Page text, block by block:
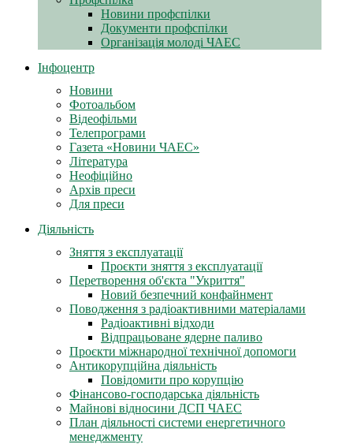
Новини профспілки
Документи профспілки
Організація молоді ЧАЕС
Інфоцентр
Новини
Фотоальбом
Відеофільми
Телепрограми
Газета «Новини ЧАЕС»
Література
Неофіційно
Архів преси
Для преси
Діяльність
Зняття з експлуатації
Проєкти зняття з експлуатації
Перетворення об'єкта "Укриття"
Новий безпечний конфайнмент
Поводження з радіоактивними матеріалами
Радіоактивні відходи
Відпрацьоване ядерне паливо
Проєкти міжнародної технічної допомоги
Антикорупційна діяльність
Повідомити про корупцію
Фінансово-господарська діяльність
Майнові відносини ДСП ЧАЕС
План діяльності системи енергетичного
менеджменту